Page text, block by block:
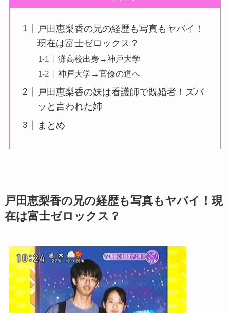
戸田恵梨香の兄の経歴も写真もヤバイ！
現在は富士ゼロックス？
灘高校出身→神戸大学
神戸大学→官僚の道へ
戸田恵梨香の妹は看護師で既婚者！ズバ
ッと言われた姉
まとめ
戸田恵梨香の兄の経歴も写真もヤバイ！現
在は富士ゼロックス？